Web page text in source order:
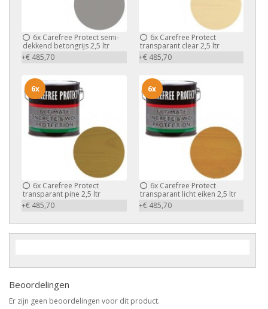
6x Carefree Protect semi-
dekkend betongrijs 2,5 ltr
+€ 485,70
6xCarefree Protect
transparant clear 2,5 ltr
+€ 485,70
6x Carefree Protect
transparant pine 2,5 ltr
+€ 485,70
6x
6xCarefree Protect
transparant licht eiken 2,5 ltr
+€ 485,70
6x
Beoordelingen
Er zijn geen beoordelingen voor dit product.